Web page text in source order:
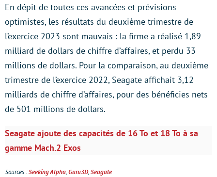
En dépit de toutes ces avancées et prévisions
optimistes, les résultats du deuxième trimestre de
l’exercice 2023 sont mauvais : la firme a réalisé 1,89
milliard de dollars de chiffre d’affaires, et perdu 33
millions de dollars. Pour la comparaison, au deuxième
trimestre de l’exercice 2022, Seagate affichait 3,12
milliards de chiffre d’affaires, pour des bénéficies nets
de 501 millions de dollars.
Seagate ajoute des capacités de 16 To et 18 To à sa
gamme Mach.2 Exos
Sources :Seeking Alpha,Guru3D,Seagate